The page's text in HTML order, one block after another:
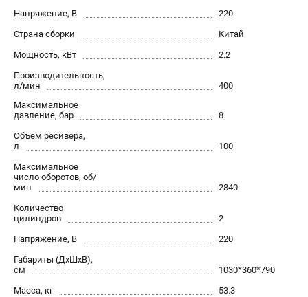
Сварочные аппараты TIG
ТЕЛЕФОН (САНКТ-ПЕТЕРБУРГ)
Информация размещённая на сайте не является публичной
проспект Александровской Фермы, 29АЛ
8 (812) 317-60-57
вс - выходной
Напряжение, В
220
Страна сборки
Китай
Мощность, кВт
2.2
Производительность,
л/мин
400
Максимальное
давление, бар
8
Объем ресивера,
л
100
Максимальное
число оборотов, об/
мин
2840
Количество
цилиндров
2
Напряжение, В
220
Габариты (ДхШхВ),
см
1030*360*790
Масса, кг
53.3